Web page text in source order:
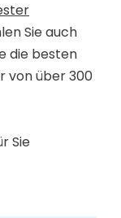
Sie auch
die besten
von über 300
Sie